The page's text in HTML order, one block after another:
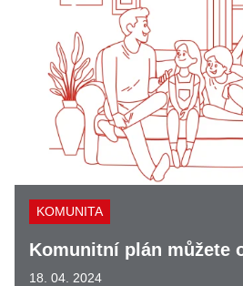
KOMUNITA
Komunitní plán můžete
18. 04. 2024